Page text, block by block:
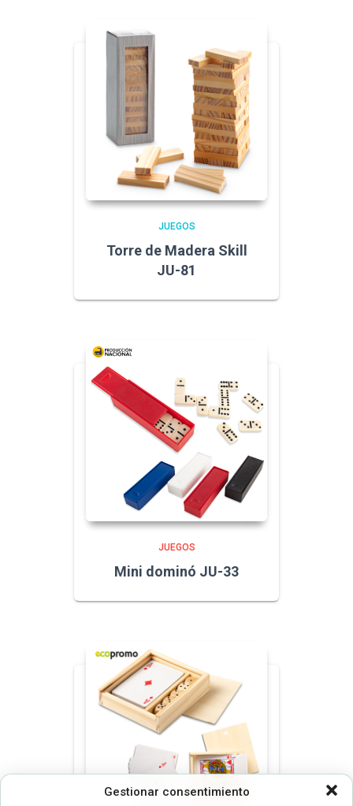
Gestionar consentimiento
JUEGOS
Torre de Madera Skill
JU-81
JUEGOS
Mini dominó JU-33